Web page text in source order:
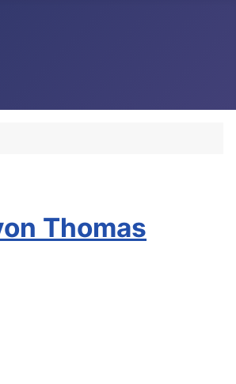
Thomas